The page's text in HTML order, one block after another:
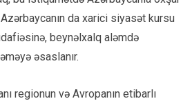
Azərbaycanın da xarici siyasət kursu
beynəlxalq aləmdə
əsaslanır.
regionun və Avropanın etibarlı